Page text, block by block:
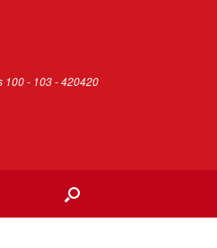
100 - 103 - 420420